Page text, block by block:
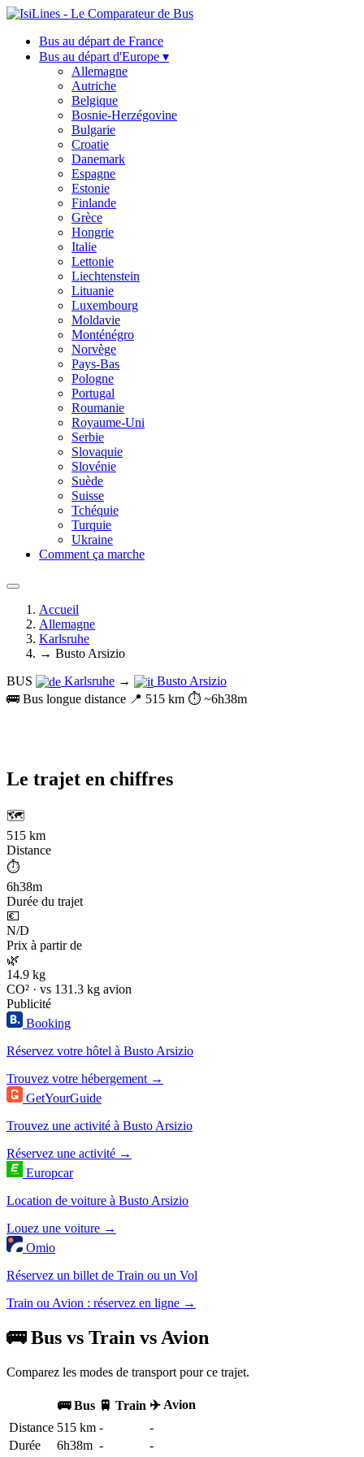
Bus au départ de France
Bus au départ d'Europe ▾
Allemagne
Autriche
Belgique
Bosnie-Herzégovine
Bulgarie
Croatie
Danemark
Espagne
Estonie
Finlande
Grèce
Hongrie
Italie
Lettonie
Liechtenstein
Lituanie
Luxembourg
Moldavie
Monténégro
Norvège
Pays-Bas
Pologne
Portugal
Roumanie
Royaume-Uni
Serbie
Slovaquie
Slovénie
Suède
Suisse
Tchéquie
Turquie
Ukraine
Comment ça marche
Accueil
Allemagne
Karlsruhe
→ Busto Arsizio
BUS
Karlsruhe →
Busto Arsizio
🚌 Bus longue distance 📍 515 km ⏱️ ~6h38m
Le trajet en chiffres
🗺️
515 km
Distance
⏱️
6h38m
Durée du trajet
💶
N/D
Prix à partir de
🌿
14.9 kg
CO² · vs 131.3 kg avion
Publicité
Booking
Réservez votre hôtel à Busto Arsizio
Trouvez votre hébergement →
GetYourGuide
Trouvez une activité à Busto Arsizio
Réservez une activité →
Europcar
Location de voiture à Busto Arsizio
Louez une voiture →
Omio
Réservez un billet de Train ou un Vol
Train ou Avion : réservez en ligne →
🚌 Bus vs Train vs Avion
Comparez les modes de transport pour ce trajet.
🚌 Bus 🚆 Train ✈️ Avion
Distance 515 km -
-
Durée
6h38m -
-